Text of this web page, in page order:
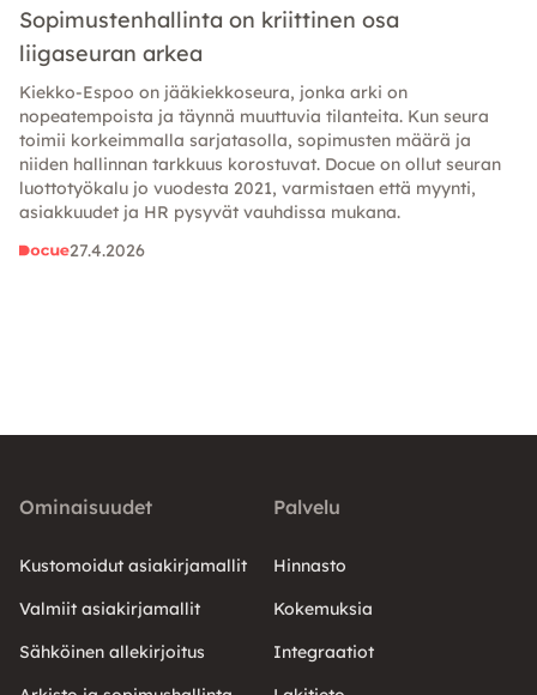
Sopimustenhallinta on kriittinen osa
liigaseuran arkea
Kiekko-Espoo on jääkiekkoseura, jonka arki on
nopeatempoista ja täynnä muuttuvia tilanteita. Kun seura
toimii korkeimmalla sarjatasolla, sopimusten määrä ja
niiden hallinnan tarkkuus korostuvat. Docue on ollut seuran
luottotyökalu jo vuodesta 2021, varmistaen että myynti,
asiakkuudet ja HR pysyvät vauhdissa mukana.
27.4.2026
Ominaisuudet
Kustomoidut asiakirjamallit
Valmiit asiakirjamallit
Sähköinen allekirjoitus
Palvelu
Hinnasto
Kokemuksia
Integraatiot